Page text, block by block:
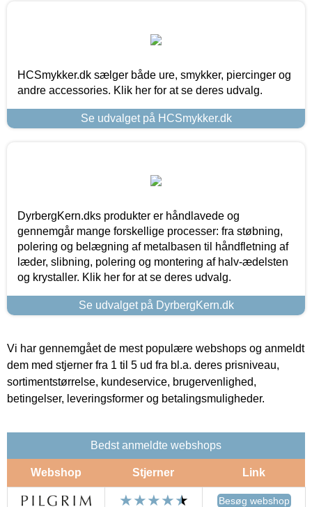
HCSmykker.dk sælger både ure, smykker, piercinger og
andre accessories. Klik her for at se deres udvalg.
Se udvalget på HCSmykker.dk
DyrbergKern.dks produkter er håndlavede og
gennemgår mange forskellige processer: fra støbning,
polering og belægning af metalbasen til håndfletning af
læder, slibning, polering og montering af halv-ædelsten
og krystaller. Klik her for at se deres udvalg.
Se udvalget på DyrbergKern.dk
Vi har gennemgået de mest populære webshops og anmeldt
dem med stjerner fra 1 til 5 ud fra bl.a. deres prisniveau,
sortimentstørrelse, kundeservice, brugervenlighed,
betingelser, leveringsformer og betalingsmuligheder.
Bedst anmeldte webshops
Webshop Stjerner Link
Besøg webshop